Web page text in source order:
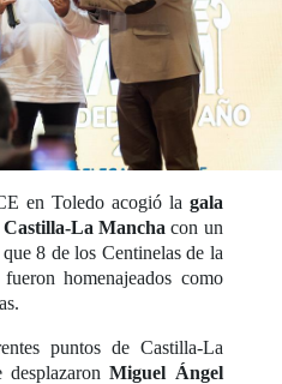
en Toledo acogió la gala
La Mancha con un
8 de los Centinelas de la
homenajeados como
puntos de Castilla-La
desplazaronMiguel Ángel